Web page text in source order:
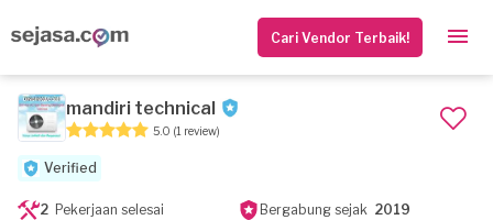
Cari Vendor Terbaik!
mandiri technical
5.0 (1 review)
Verified
2 Pekerjaan selesai Bergabung sejak 2019